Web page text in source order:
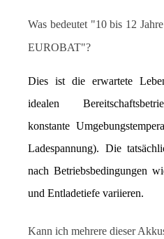
Was bedeutet "10 bis 12
EUROBAT"?
Dies ist die erwartete
idealen
konstante
Ladespannung). Die
nach Betriebsbedingungen
und Entladetiefe variieren.
Kann ich mehrere dieser